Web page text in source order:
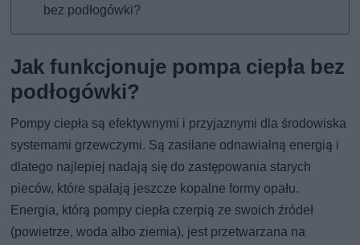
bez podłogówki?
Jak funkcjonuje pompa ciepła bez
podłogówki?
Pompy ciepła są efektywnymi i przyjaznymi dla środowiska
systemami grzewczymi. Są zasilane odnawialną energią i
dlatego najlepiej nadają się do zastępowania starych
pieców, które spalają jeszcze kopalne formy opału.
Energia, którą pompy ciepła czerpią ze swoich źródeł
(powietrze, woda albo ziemia), jest przetwarzana na